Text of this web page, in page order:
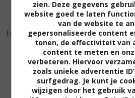
6
Frogs (1972) 3
The
zien. Deze gegevens
website goed te laten
van de website te
gepersonaliseerde content
tonen, de effectiviteit van
content te meten en
verbeteren. Hiervoor
zoals unieke advertentie
surfgedrag. Je kunt je
wijzigen door het gebruik